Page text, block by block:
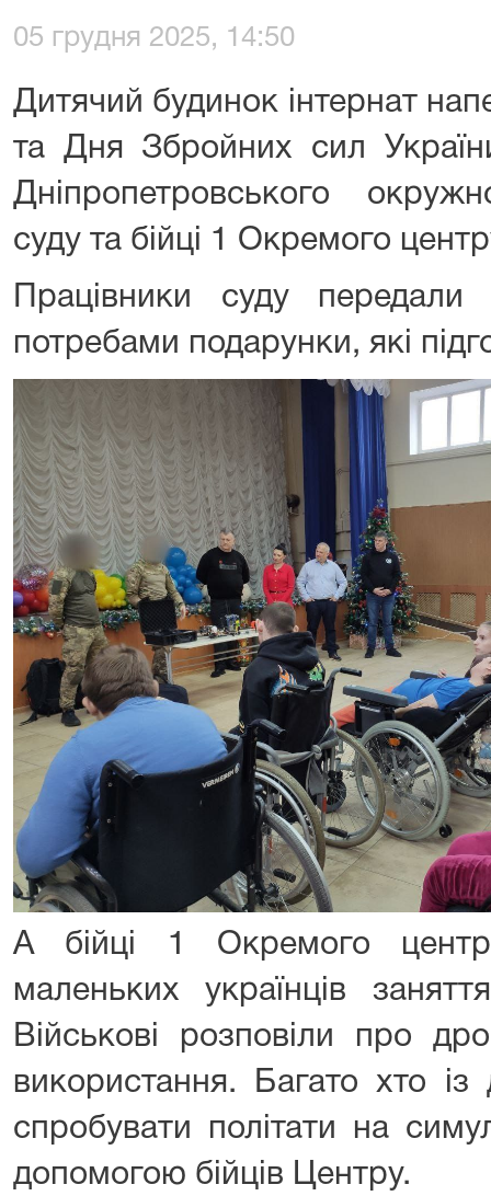
05 грудня 2025, 14:50
Дитячий будинок інтернат
та Дня Збройних сил
Дніпропетровського
суду та бійці 1 Окремого
Працівники суду
потребами подарунки, які
А бійці 1 Окремого
маленьких українців
Військові розповіли про
використання. Багато хто із
спробувати політати на
допомогою бійців Центру.